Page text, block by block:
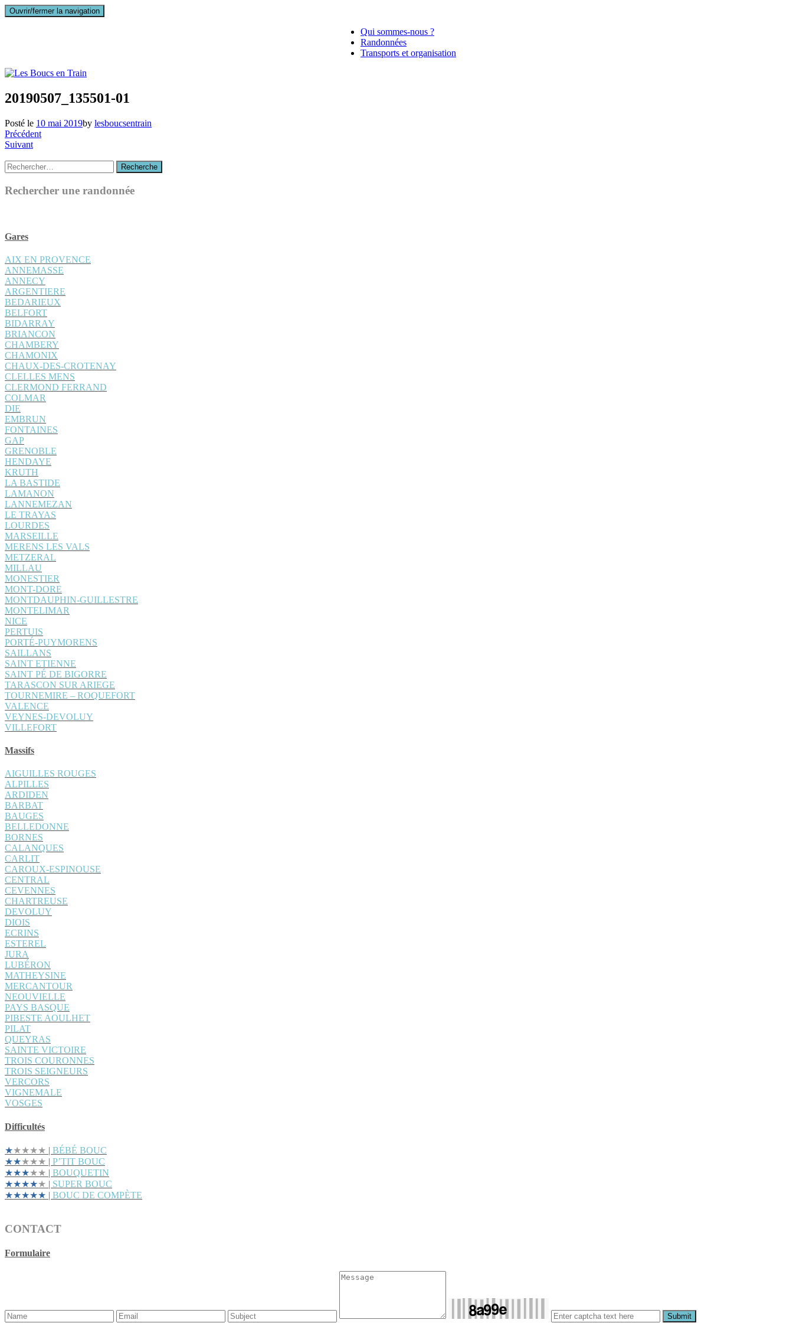
Ouvrir/fermer la navigation
Qui sommes-nous ?
Randonnées
Transports et organisation
20190507_135501-01
Posté le 10 mai 2019by lesboucsentrain
Précédent
Suivant
Recherche
:
Recherche
Rechercher une randonnée
Gares
AIX EN PROVENCE
ANNEMASSE
ANNECY
ARGENTIERE
BEDARIEUX
BELFORT
BIDARRAY
BRIANCON
CHAMBERY
CHAMONIX
CHAUX-DES-CROTENAY
CLELLES MENS
CLERMOND FERRAND
COLMAR
DIE
EMBRUN
FONTAINES
GAP
GRENOBLE
HENDAYE
KRUTH
LA BASTIDE
LAMANON
LANNEMEZAN
LE TRAYAS
LOURDES
MARSEILLE
MERENS LES VALS
METZERAL
MILLAU
MONESTIER
MONT-DORE
MONTDAUPHIN-GUILLESTRE
MONTELIMAR
NICE
PERTUIS
PORTÉ-PUYMORENS
SAILLANS
SAINT ETIENNE
SAINT PÉ DE BIGORRE
TARASCON SUR ARIEGE
TOURNEMIRE – ROQUEFORT
VALENCE
VEYNES-DEVOLUY
VILLEFORT
Massifs
AIGUILLES ROUGES
ALPILLES
ARDIDEN
BARBAT
BAUGES
BELLEDONNE
BORNES
CALANQUES
CARLIT
CAROUX-ESPINOUSE
CENTRAL
CEVENNES
CHARTREUSE
DEVOLUY
DIOIS
ECRINS
ESTEREL
JURA
LUBÉRON
MATHEYSINE
MERCANTOUR
NEOUVIELLE
PAYS BASQUE
PIBESTE AOULHET
PILAT
QUEYRAS
SAINTE VICTOIRE
TROIS COURONNES
TROIS SEIGNEURS
VERCORS
VIGNEMALE
VOSGES
Difficultés
★★★★★ | BÉBÉ BOUC
★★★★★ | P’TIT BOUC
★★★★★ | BOUQUETIN
★★★★★ | SUPER BOUC
★★★★★ | BOUC DE COMPÈTE
CONTACT
Formulaire
Submit